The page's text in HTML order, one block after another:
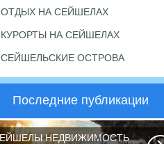
ОТДЫХ НА СЕЙШЕЛАХ
КУРОРТЫ НА СЕЙШЕЛАХ
СЕЙШЕЛЬСКИЕ ОСТРОВА
Последние публикации
НЕДВИЖИМОСТЬ